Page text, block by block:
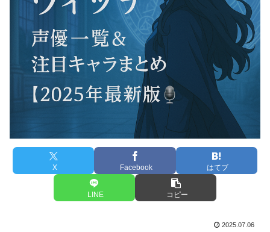
X Facebook はてブ
LINE コピー
2025.07.06